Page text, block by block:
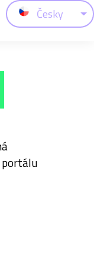
Česky